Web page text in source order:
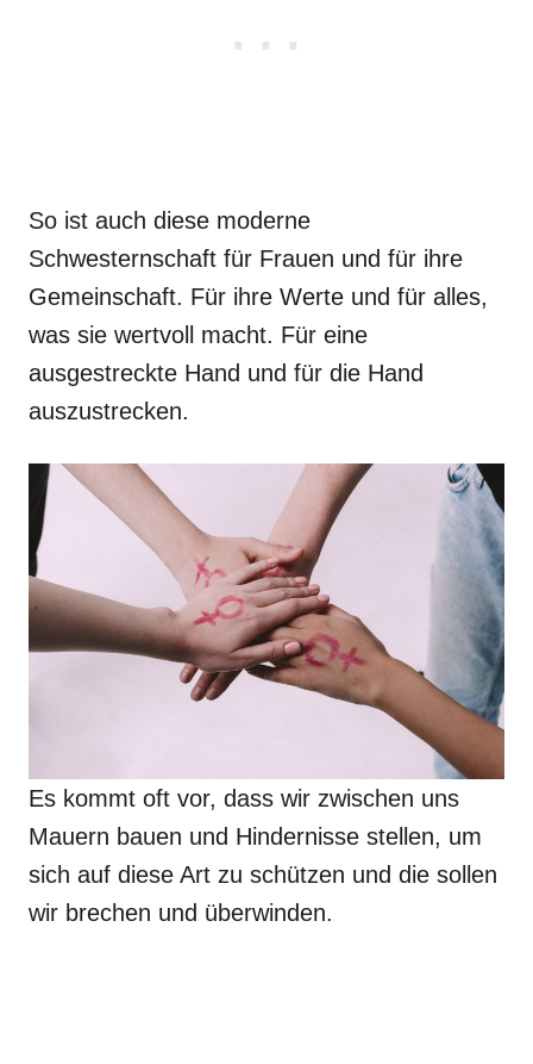
So ist auch diese moderne
Schwesternschaft für Frauen und für ihre
Gemeinschaft. Für ihre Werte und für alles,
was sie wertvoll macht. Für eine
ausgestreckte Hand und für die Hand
auszustrecken.
Es kommt oft vor, dass wir zwischen uns
Mauern bauen und Hindernisse stellen, um
sich auf diese Art zu schützen und die sollen
wir brechen und überwinden.